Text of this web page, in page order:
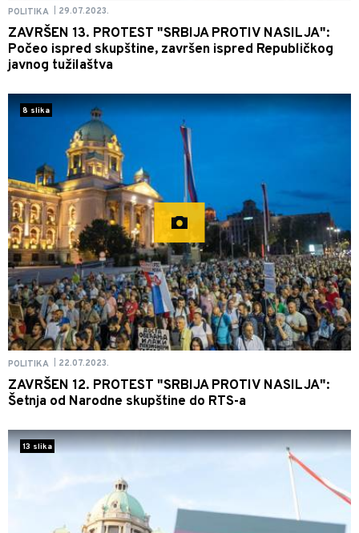
POLITIKA 29.07.2023.
ZAVRŠEN 13. PROTEST "SRBIJA PROTIV NASILJA":
Počeo ispred skupštine, završen ispred Republičkog
javnog tužilaštva
POLITIKA 22.07.2023.
ZAVRŠEN 12. PROTEST "SRBIJA PROTIV NASILJA":
Šetnja od Narodne skupštine do RTS-a
8 slika
13 slika